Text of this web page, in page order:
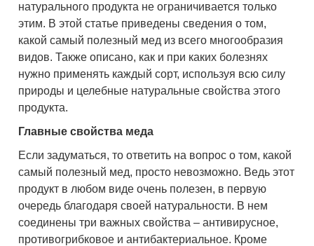
натурального продукта не ограничивается только
этим. В этой статье приведены сведения о том,
какой самый полезный мед из всего многообразия
видов. Также описано, как и при каких болезнях
нужно применять каждый сорт, используя всю силу
природы и целебные натуральные свойства этого
продукта.
Главные свойства меда
Если задуматься, то ответить на вопрос о том, какой
самый полезный мед, просто невозможно. Ведь этот
продукт в любом виде очень полезен, в первую
очередь благодаря своей натуральности. В нем
соединены три важных свойства – антивирусное,
противогрибковое и антибактериальное. Кроме